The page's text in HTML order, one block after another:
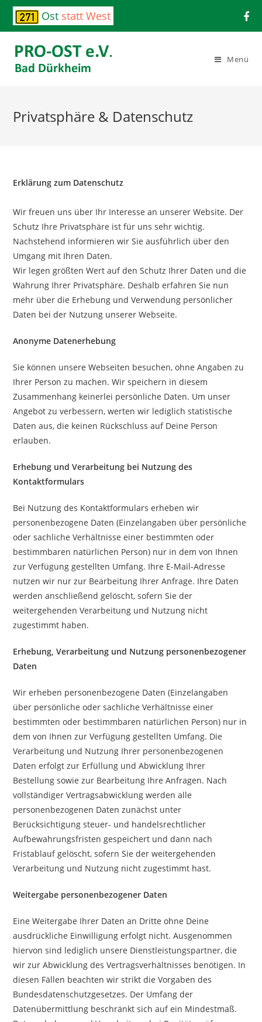
Ost statt West
Menü
Privatsphäre & Datenschutz
Erklärung zum Datenschutz
Wir freuen uns über Ihr Interesse an unserer Website. Der
Schutz Ihre Privatsphäre ist für uns sehr wichtig.
Nachstehend informieren wir Sie ausführlich über den
Umgang mit Ihren Daten.
Wir legen größten Wert auf den Schutz Ihrer Daten und die
Wahrung Ihrer Privatsphäre. Deshalb erfahren Sie nun
mehr über die Erhebung und Verwendung persönlicher
Daten bei der Nutzung unserer Webseite.
Anonyme Datenerhebung
Sie können unsere Webseiten besuchen, ohne Angaben zu
Ihrer Person zu machen. Wir speichern in diesem
Zusammenhang keinerlei persönliche Daten. Um unser
Angebot zu verbessern, werten wir lediglich statistische
Daten aus, die keinen Rückschluss auf Deine Person
erlauben.
Erhebung und Verarbeitung bei Nutzung des
Kontaktformulars
Bei Nutzung des Kontaktformulars erheben wir
personenbezogene Daten (Einzelangaben über persönliche
oder sachliche Verhältnisse einer bestimmten oder
bestimmbaren natürlichen Person) nur in dem von Ihnen
zur Verfügung gestellten Umfang. Ihre E-Mail-Adresse
nutzen wir nur zur Bearbeitung Ihrer Anfrage. Ihre Daten
werden anschließend gelöscht, sofern Sie der
weitergehenden Verarbeitung und Nutzung nicht
zugestimmt haben.
Erhebung, Verarbeitung und Nutzung personenbezogener
Daten
Wir erheben personenbezogene Daten (Einzelangaben
über persönliche oder sachliche Verhältnisse einer
bestimmten oder bestimmbaren natürlichen Person) nur in
dem von Ihnen zur Verfügung gestellten Umfang. Die
Verarbeitung und Nutzung Ihrer personenbezogenen
Daten erfolgt zur Erfüllung und Abwicklung Ihrer
Bestellung sowie zur Bearbeitung Ihre Anfragen. Nach
vollständiger Vertragsabwicklung werden alle
personenbezogenen Daten zunächst unter
Berücksichtigung steuer- und handelsrechtlicher
Aufbewahrungsfristen gespeichert und dann nach
Fristablauf gelöscht, sofern Sie der weitergehenden
Verarbeitung und Nutzung nicht zugestimmt hast.
Weitergabe personenbezogener Daten
Eine Weitergabe Ihrer Daten an Dritte ohne Deine
ausdrückliche Einwilligung erfolgt nicht. Ausgenommen
hiervon sind lediglich unsere Dienstleistungspartner, die
wir zur Abwicklung des Vertragsverhältnisses benötigen. In
diesen Fällen beachten wir strikt die Vorgaben des
Bundesdatenschutzgesetzes. Der Umfang der
Datenübermittlung beschränkt sich auf ein Mindestmaß.